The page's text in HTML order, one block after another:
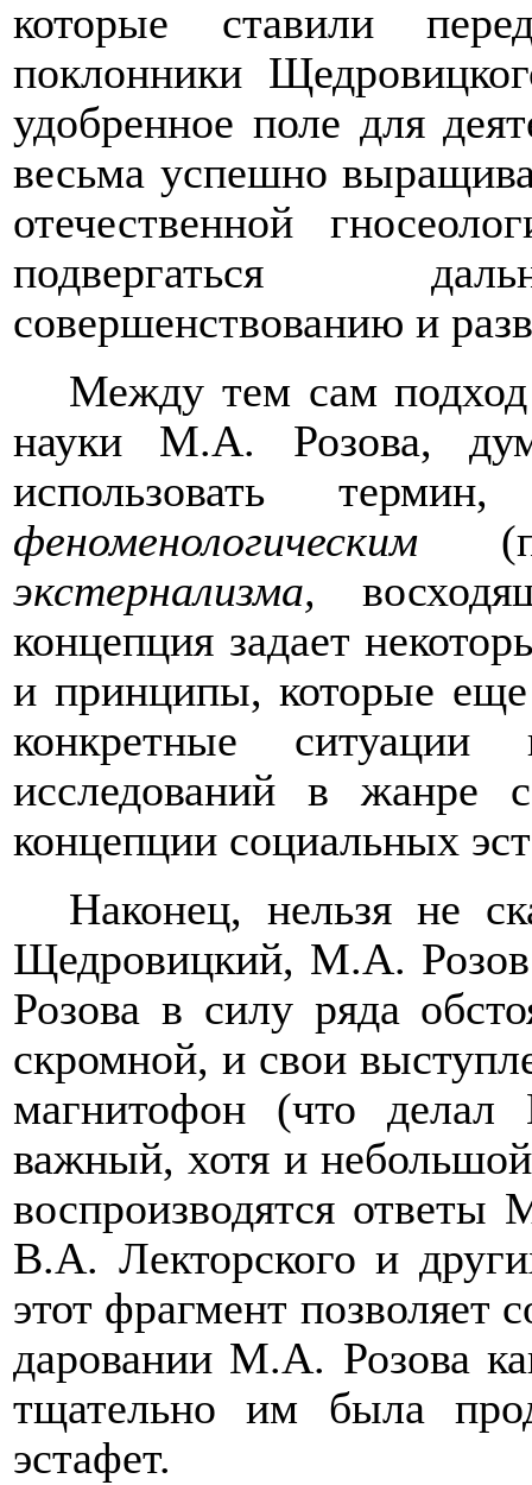
которые ставили
поклонники
удобренное поле для
весьма успешно
отечественной
подвергаться
совершенствованию и
Между тем сам
науки М.А. Розова,
использовать
феноменологическим
экстернализма,
концепция задает
и принципы, которые
конкретные
исследований в жанре
концепции социальных
Наконец, нельзя не
Щедровицкий, М.А.
Розова в силу ряда
скромной, и свои
магнитофон (что
важный, хотя и
воспроизводятся
В.А. Лекторского и
этот фрагмент позволяет
даровании М.А. Розова
тщательно им была
эстафет.